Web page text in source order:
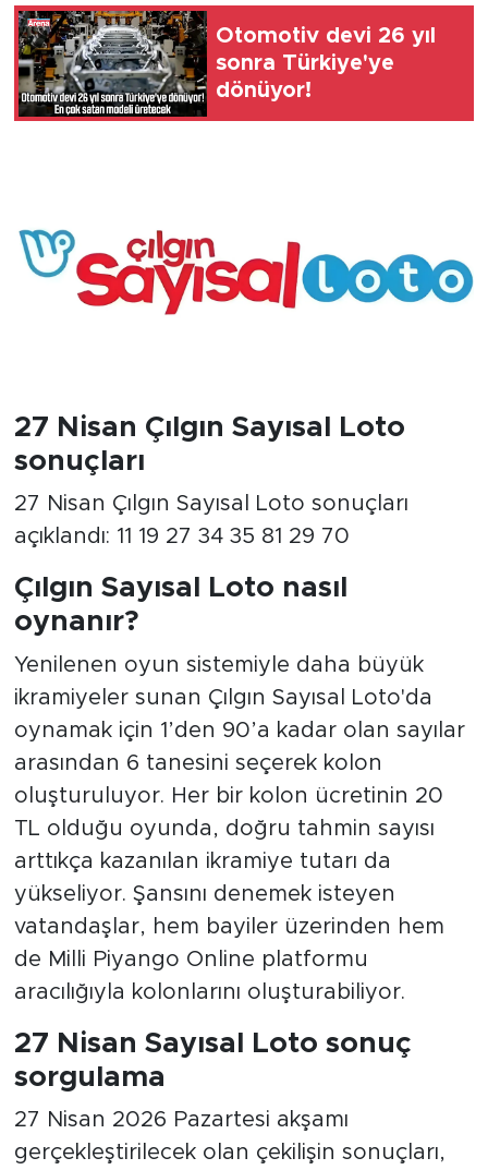
Otomotiv devi 26 yıl
sonra Türkiye'ye
dönüyor!
27 Nisan Çılgın Sayısal Loto
sonuçları
27 Nisan Çılgın Sayısal Loto sonuçları
açıklandı: 11 19 27 34 35 81 29 70
Çılgın Sayısal Loto nasıl
oynanır?
Yenilenen oyun sistemiyle daha büyük
ikramiyeler sunan Çılgın Sayısal Loto'da
oynamak için 1’den 90’a kadar olan sayılar
arasından 6 tanesini seçerek kolon
oluşturuluyor. Her bir kolon ücretinin 20
TL olduğu oyunda, doğru tahmin sayısı
arttıkça kazanılan ikramiye tutarı da
yükseliyor. Şansını denemek isteyen
vatandaşlar, hem bayiler üzerinden hem
de Milli Piyango Online platformu
aracılığıyla kolonlarını oluşturabiliyor.
27 Nisan Sayısal Loto sonuç
sorgulama
27 Nisan 2026 Pazartesi akşamı
gerçekleştirilecek olan çekilişin sonuçları,